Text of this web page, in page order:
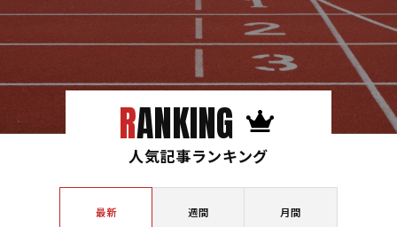
RANKING
人気記事ランキング
最新 週間 月間